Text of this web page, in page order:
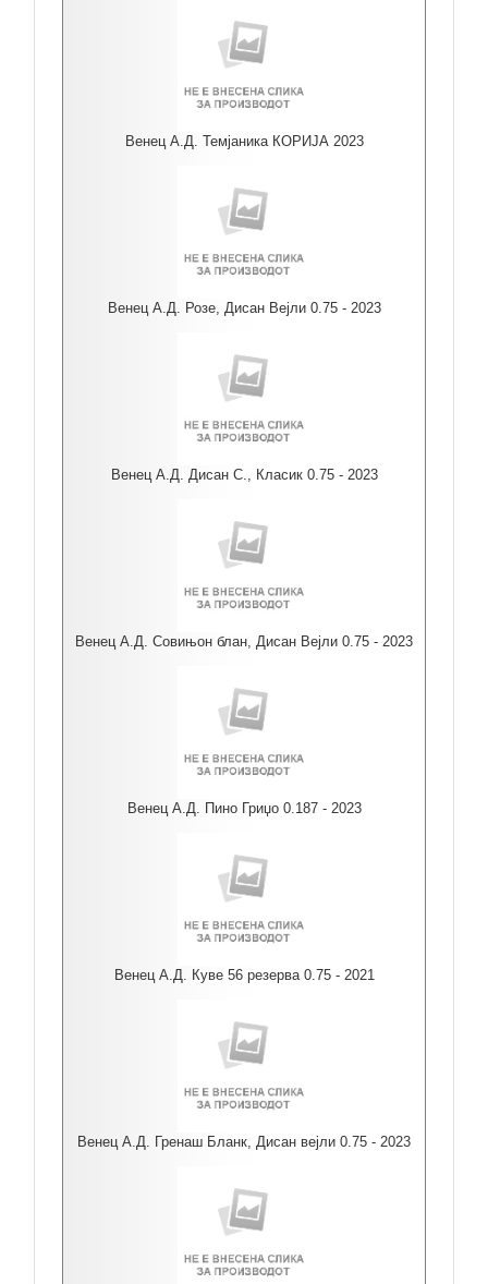
Венец А.Д. Темјаника КОРИЈА 2023
Венец А.Д. Розе, Дисан Вејли 0.75 - 2023
Венец А.Д. Дисан С., Класик 0.75 - 2023
Венец А.Д. Совињон блан, Дисан Вејли 0.75 - 2023
Венец А.Д. Пино Гриџо 0.187 - 2023
Венец А.Д. Куве 56 резерва 0.75 - 2021
Венец А.Д. Гренаш Бланк, Дисан вејли 0.75 - 2023